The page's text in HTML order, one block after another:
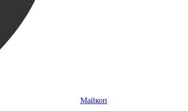
Майкоп